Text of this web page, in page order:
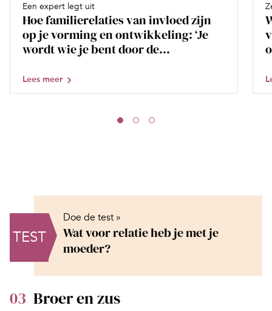
Een expert legt uit
Hoe familierelaties van invloed zijn
op je vorming en ontwikkeling: ‘Je
wordt wie je bent door de...
Lees meer
TEST
Doe de test »
Wat voor relatie heb je met je
moeder?
03 Broer en zus